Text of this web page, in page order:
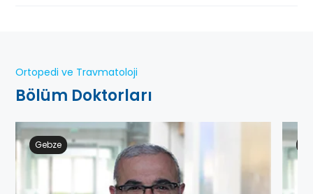
Ortopedi ve Travmatoloji
Bölüm Doktorları
Gebze